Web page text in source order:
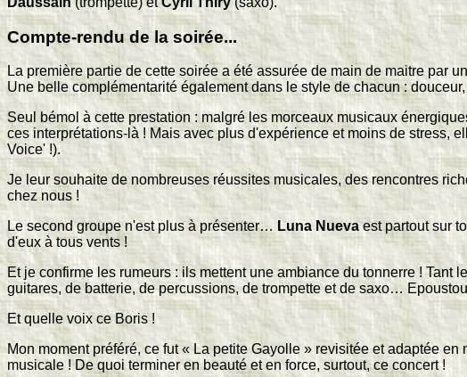
Compte-rendu de la soirée...
La première partie de cette soirée a été assurée de main de maitre par
Une belle complémentarité également dans le style de chacun :
Seul bémol à cette prestation : malgré les morceaux musicaux
ces interprétations-là ! Mais avec plus d'expérience et moins de stress,
Voice' !).
Je leur souhaite de nombreuses réussites musicales, des rencontres
chez nous !
Le second groupe n'est plus à présenter… Luna Nuevaest partout sur
d'eux à tous vents !
Et je confirme les rumeurs : ils mettent une ambiance du tonnerre !
guitares, de batterie, de percussions, de trompette et de saxo…
Et quelle voix ce Boris !
Mon moment préféré, ce fut « La petite Gayolle » revisitée et adaptée
musicale ! De quoi terminer en beauté et en force, surtout, ce concert !